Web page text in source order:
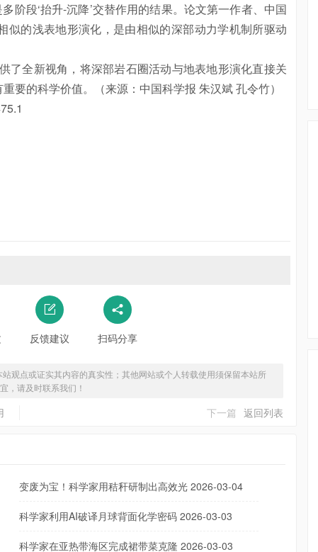
段‘抬升-沉降’交替作用的结果。论文第一作者、中国
似的浅表地形演化，是由相似的深部动力学机制所驱动
全新视角，将深部岩石圈活动与地表地形演化直接关
要的科学价值。（来源：中国科学报 朱汉斌 孔令竹）
反馈建议 扫码分享
观点或证实其内容的真实性；其他网站或个人转载使用须保留本站所
，请及时联系我们！
下一篇 返回列表
变废为宝！科学家用秸秆研制出高效光2026-03-04
科学家利用AI破译月球背面化学密码2026-03-03
科学家在亚热带海区完成裙带菜克隆 2026-03-03